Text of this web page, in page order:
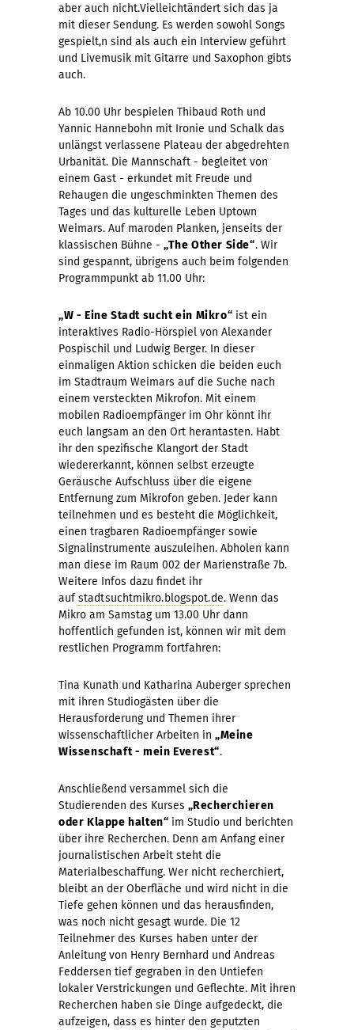
aber auch nicht.Vielleichtändert sich das ja
mit dieser Sendung. Es werden sowohl Songs
gespielt,n sind als auch ein Interview geführt
und Livemusik mit Gitarre und Saxophon gibts
auch.
Ab 10.00 Uhr bespielen Thibaud Roth und
Yannic Hannebohn mit Ironie und Schalk das
unlängst verlassene Plateau der abgedrehten
Urbanität. Die Mannschaft - begleitet von
einem Gast - erkundet mit Freude und
Rehaugen die ungeschminkten Themen des
Tages und das kulturelle Leben Uptown
Weimars. Auf maroden Planken, jenseits der
klassischen Bühne - „The Other Side“. Wir
sind gespannt, übrigens auch beim folgenden
Programmpunkt ab 11.00 Uhr:
„W - Eine Stadt sucht ein Mikro“ ist ein
interaktives Radio-Hörspiel von Alexander
Pospischil und Ludwig Berger. In dieser
einmaligen Aktion schicken die beiden euch
im Stadtraum Weimars auf die Suche nach
einem versteckten Mikrofon. Mit einem
mobilen Radioempfänger im Ohr könnt ihr
euch langsam an den Ort herantasten. Habt
ihr den spezifische Klangort der Stadt
wiedererkannt, können selbst erzeugte
Geräusche Aufschluss über die eigene
Entfernung zum Mikrofon geben. Jeder kann
teilnehmen und es besteht die Möglichkeit,
einen tragbaren Radioempfänger sowie
Signalinstrumente auszuleihen. Abholen kann
man diese im Raum 002 der Marienstraße 7b.
Weitere Infos dazu findet ihr
aufstadtsuchtmikro.blogspot.de. Wenn das
Mikro am Samstag um 13.00 Uhr dann
hoffentlich gefunden ist, können wir mit dem
restlichen Programm fortfahren:
Tina Kunath und Katharina Auberger sprechen
mit ihren Studiogästen über die
Herausforderung und Themen ihrer
wissenschaftlicher Arbeiten in „Meine
Wissenschaft - mein Everest“.
Anschließend versammel sich die
Studierenden des Kurses „Recherchieren
oder Klappe halten“ im Studio und berichten
über ihre Recherchen. Denn am Anfang einer
journalistischen Arbeit steht die
Materialbeschaffung. Wer nicht recherchiert,
bleibt an der Oberfläche und wird nicht in die
Tiefe gehen können und das herausfinden,
was noch nicht gesagt wurde. Die 12
Teilnehmer des Kurses haben unter der
Anleitung von Henry Bernhard und Andreas
Feddersen tief gegraben in den Untiefen
lokaler Verstrickungen und Geflechte. Mit ihren
Recherchen haben sie Dinge aufgedeckt, die
aufzeigen, dass es hinter den geputzten